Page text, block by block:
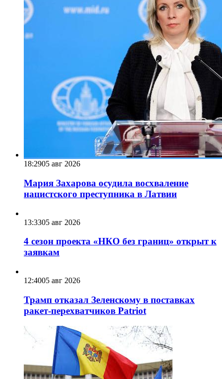
18:2905 авг 2026
Мария Захарова осудила восхваление
нацистского преступника в Латвии
13:3305 авг 2026
4 сезон проекта «НКО без границ» открыт к
заявкам
12:4005 авг 2026
Трамп отказал Зеленскому в поставках
ракет-перехватчиков Patriot